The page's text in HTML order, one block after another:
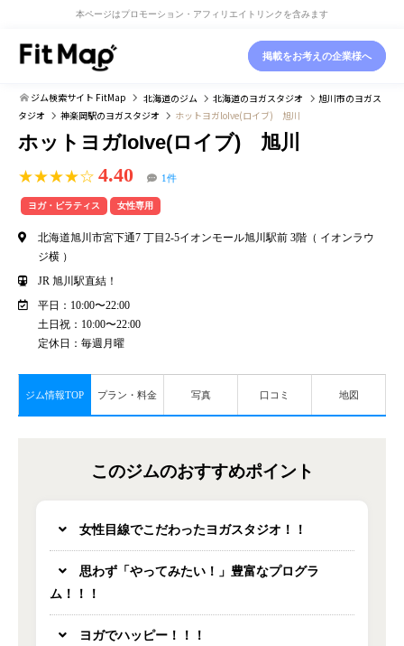
本ページはプロモーション・アフィリエイトリンクを含みます
掲載をお考えの企業様へ
ジム検索サイト FitMap 北海道のジム 北海道のヨガスタジオ 旭川市のヨガス
タジオ
神楽岡駅のヨガスタジオ ホットヨガloIve(ロイブ) 旭川
ホットヨガloIve(ロイブ) 旭川
★★★★☆ 4.40 1件
ヨガ・ピラティス 女性専用
北海道旭川市宮下通7 丁目2-5イオンモール旭川駅前 3階（ イオンラウ
ジ横 ）
JR 旭川駅直結！
平日：10:00〜22:00
土日祝：10:00〜22:00
定休日：毎週月曜
ジム情報TOP プラン・料金 写真 口コミ 地図
このジムのおすすめポイント
女性目線でこだわったヨガスタジオ！！
思わず「やってみたい！」豊富なプログラ
ム！！！
ヨガでハッピー！！！